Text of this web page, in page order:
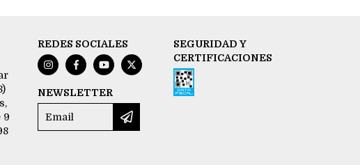
9
REDES SOCIALES
NEWSLETTER
SEGURIDAD Y
CERTIFICACIONES